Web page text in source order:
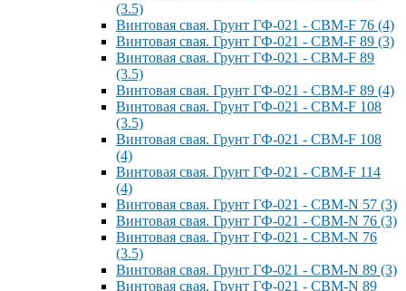
(3.5)
Винтовая свая. Грунт ГФ-021 - СВМ-F 76 (4)
Винтовая свая. Грунт ГФ-021 - СВМ-F 89 (3)
Винтовая свая. Грунт ГФ-021 - СВМ-F 89
(3.5)
Винтовая свая. Грунт ГФ-021 - СВМ-F 89 (4)
Винтовая свая. Грунт ГФ-021 - СВМ-F 108
(3.5)
Винтовая свая. Грунт ГФ-021 - СВМ-F 108
(4)
Винтовая свая. Грунт ГФ-021 - СВМ-F 114
(4)
Винтовая свая. Грунт ГФ-021 - СВМ-N 57 (3)
Винтовая свая. Грунт ГФ-021 - СВМ-N 76 (3)
Винтовая свая. Грунт ГФ-021 - СВМ-N 76
(3.5)
Винтовая свая. Грунт ГФ-021 - СВМ-N 89 (3)
Винтовая свая. Грунт ГФ-021 - СВМ-N 89